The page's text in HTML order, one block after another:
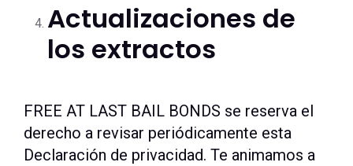
Actualizaciones de
los extractos
FREE AT LAST BAIL BONDS se reserva el
derecho a revisar periódicamente esta
Declaración de privacidad. Te animamos a